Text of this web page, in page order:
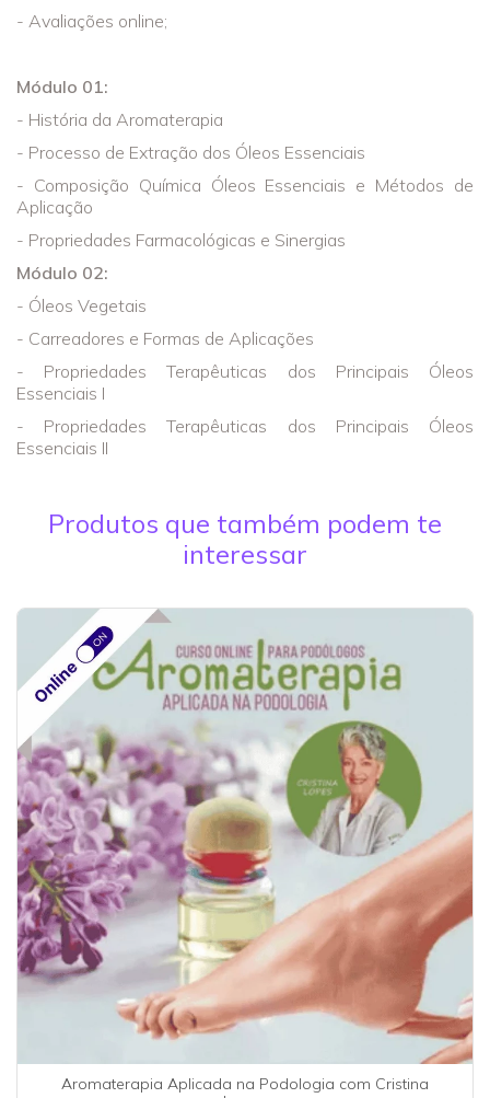
- Avaliações online;
Módulo 01:
- História da Aromaterapia
- Processo de Extração dos Óleos Essenciais
- Composição Química Óleos Essenciais e Métodos de
Aplicação
- Propriedades Farmacológicas e Sinergias
Módulo 02:
- Óleos Vegetais
- Carreadores e Formas de Aplicações
- Propriedades Terapêuticas dos Principais Óleos
Essenciais I
- Propriedades Terapêuticas dos Principais Óleos
Essenciais II
Produtos que também podem te
interessar
Aromaterapia Aplicada na Podologia com Cristina